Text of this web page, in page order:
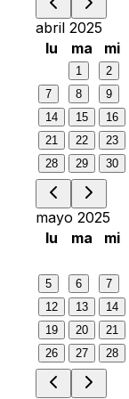
abril 2025
lu
ma mi
1 2
7
8 9
14
15 16
21
22 23
28
29 30
mayo 2025
lu
ma mi
5
6 7
12
13 14
19
20 21
26
27 28